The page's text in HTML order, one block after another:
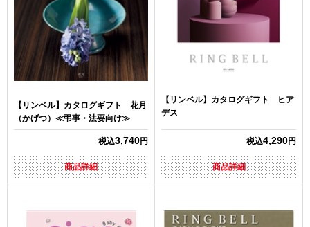
【リンベル】カタログギフト 花月
（かげつ）≪弔事・法要向け≫
税込3,740円
商品詳細
【リンベル】カタログギフト ヒア
デス
税込4,290円
商品詳細